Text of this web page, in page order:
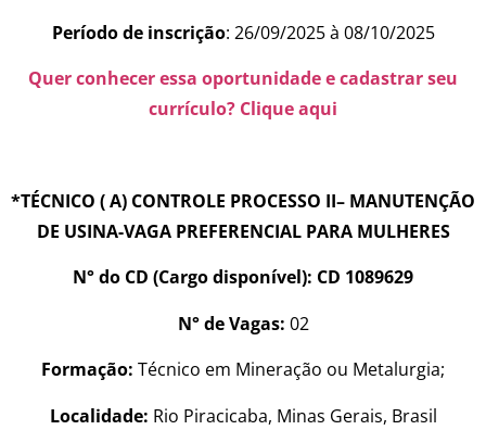
Período de inscrição: 26/09/2025 à 08/10/2025
Quer conhecer essa oportunidade e cadastrar seu
currículo? Clique aqui
*TÉCNICO ( A) CONTROLE PROCESSO II– MANUTENÇÃO
DE USINA-VAGA PREFERENCIAL PARA MULHERES
N° do CD (Cargo disponível): CD 1089629
N° de Vagas: 02
Formação: Técnico em Mineração ou Metalurgia;
Localidade: Rio Piracicaba, Minas Gerais, Brasil